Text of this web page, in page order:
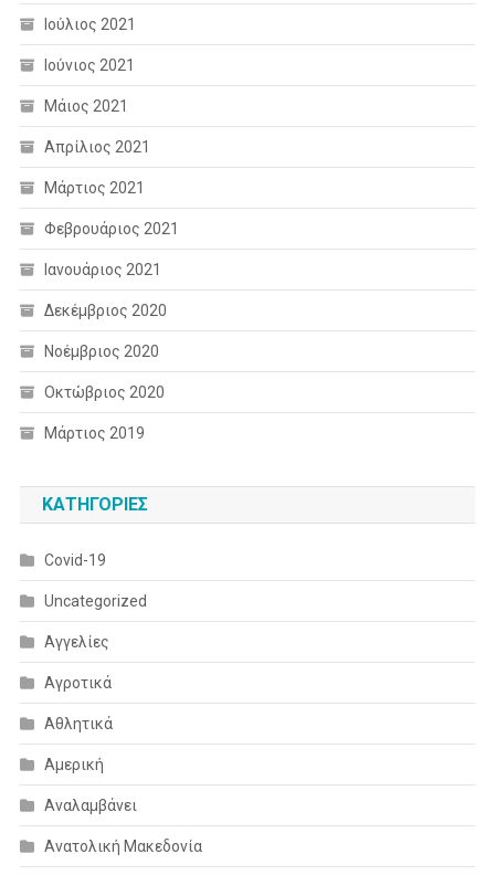
Ιούλιος 2021
Ιούνιος 2021
Μάιος 2021
Απρίλιος 2021
Μάρτιος 2021
Φεβρουάριος 2021
Ιανουάριος 2021
Δεκέμβριος 2020
Νοέμβριος 2020
Οκτώβριος 2020
Μάρτιος 2019
KΑΤΗΓΟΡΊΕΣ
Covid-19
Uncategorized
Αγγελίες
Αγροτικά
Αθλητικά
Αμερική
Αναλαμβάνει
Ανατολική Μακεδονία